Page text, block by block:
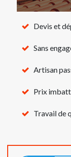
Devis et
Sans
Artisan
Prix
Travail de